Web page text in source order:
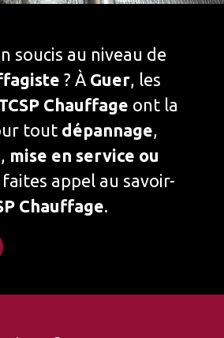
soucis au niveau de
? À Guer, les
Chauffage ont la
tout dépannage,
, mise en service ou
faites appel au savoir-
Chauffage.